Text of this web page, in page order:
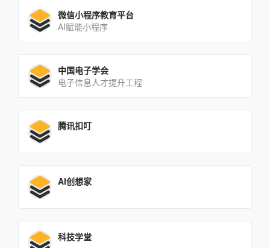
微信小程序教育平台
AI赋能小程序
中国电子学会
电子信息人才提升工程
腾讯扣叮
AI创想家
科技学堂